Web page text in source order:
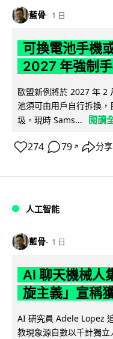
藍骨 1 日
可換電池手機
2027 年強制
歐盟新例將於 2027 年 2
池須可由用戶自行拆換
圾。現時 Sams...
閱讀
274 79 ↗ 分享
人工智能
藍骨 1 日
AI 聊天機械
旋主義」宣稱
AI 研究員 Adele Lopez
教現象源自數以千計獨